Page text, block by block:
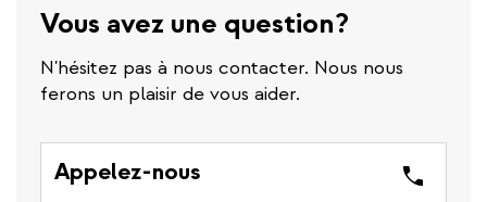
Vous avez une question?
N'hésitez pas à nous contacter. Nous nous
ferons un plaisir de vous aider.
Appelez-nous